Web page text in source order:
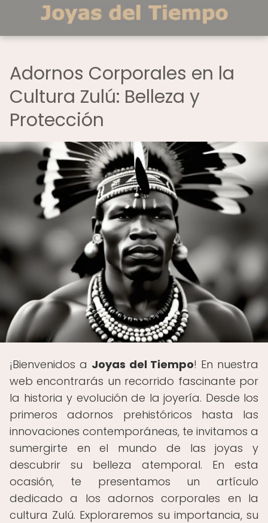
Adornos Corporales en la
Cultura Zulú: Belleza y
Protección
¡Bienvenidos a Joyas del Tiempo! En nuestra
web encontrarás un recorrido fascinante por
la historia y evolución de la joyería. Desde los
primeros adornos prehistóricos hasta las
innovaciones contemporáneas, te invitamos a
sumergirte en el mundo de las joyas y
descubrir su belleza atemporal. En esta
ocasión, te presentamos un artículo
dedicado a los adornos corporales en la
cultura Zulú. Exploraremos su importancia, su